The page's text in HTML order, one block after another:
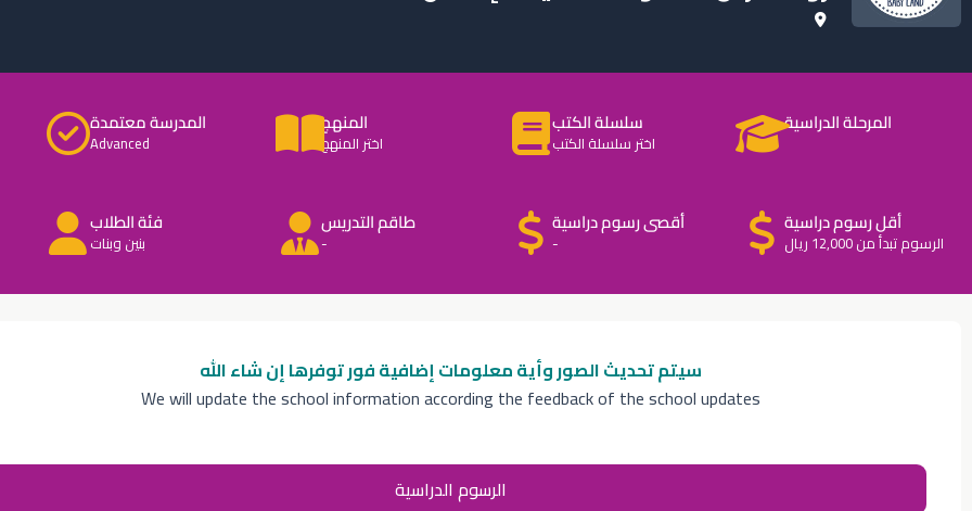
المرحلة الدراسية سلسلة الكتب
اختر سلسلة الكتب
المنهج
اختر المنهج
المدرسة معتمدة
Advanced
أقل رسوم دراسية
الرسوم تبدأ من 12,000 ريال
أقصى رسوم دراسية
-
طاقم التدريس
-
فئة الطلاب
بنين وبنات
سيتم تحديث الصور وأية معلومات إضافيةفور توفرها إن شاء الله
We will update the school information according the feedback of the school updates
الرسوم الدراسية